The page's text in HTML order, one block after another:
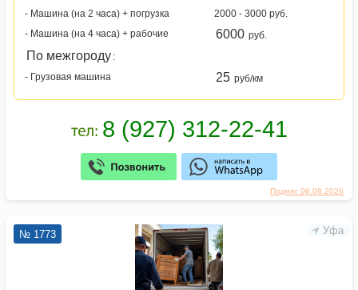
Поднят 06.08.2026
- Машина (на 2 часа) + погрузка
2000 - 3000 руб.
- Машина (на 4 часа) + рабочие
6000 руб.
По межгороду :
- Грузовая машина
25 руб/км
Уфа
№ 1773